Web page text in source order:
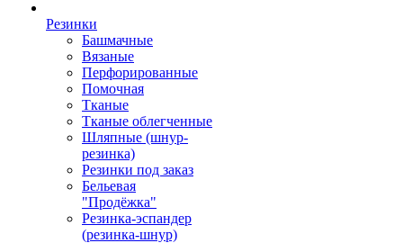
Резинки
Башмачные
Вязаные
Перфорированные
Помочная
Тканые
Тканые облегченные
Шляпные (шнур-
резинка)
Резинки под заказ
Бельевая
"Продёжка"
Резинка-эспандер
(резинка-шнур)